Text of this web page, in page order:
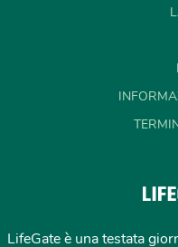
LifeGate è una testata